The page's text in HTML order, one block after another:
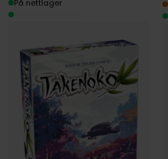
På nettlager